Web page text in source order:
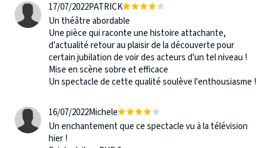
17/07/2022PATRICK
Un théâtre abordable
Une pièce qui raconte une histoire attachante,
d'actualité retour au plaisir de la découverte pour
certain jubilation de voir des acteurs d'un tel niveau !
Mise en scène sobre et efficace
Un spectacle de cette qualité soulève l'enthousiasme !
16/07/2022Michele
Un enchantement que ce spectacle vu à la télévision
hier !